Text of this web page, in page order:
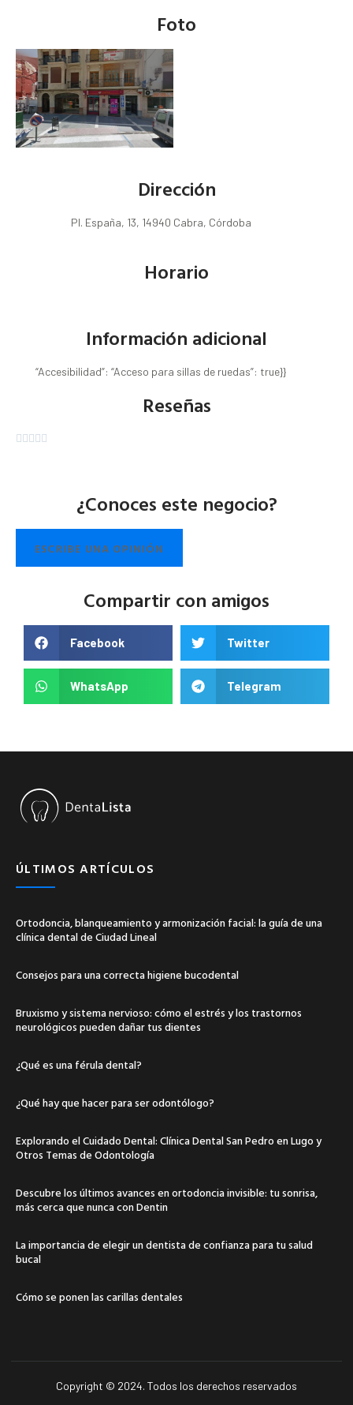
Foto
Dirección
Pl. España, 13, 14940 Cabra, Córdoba
Horario
Información adicional
“Accesibilidad”: “Acceso para sillas de ruedas”: true}}
Reseñas
    
¿Conoces este negocio?
ESCRIBE UNA OPINIÓN
Compartir con amigos
Facebook Twitter
WhatsApp Telegram
ÚLTIMOS ARTÍCULOS
Ortodoncia, blanqueamiento y armonización facial: la guía de una
clínica dental de Ciudad Lineal
Consejos para una correcta higiene bucodental
Bruxismo y sistema nervioso: cómo el estrés y los trastornos
neurológicos pueden dañar tus dientes
¿Qué es una férula dental?
¿Qué hay que hacer para ser odontólogo?
Explorando el Cuidado Dental: Clínica Dental San Pedro en Lugo y
Otros Temas de Odontología
Descubre los últimos avances en ortodoncia invisible: tu sonrisa,
más cerca que nunca con Dentin
La importancia de elegir un dentista de confianza para tu salud
bucal
Cómo se ponen las carillas dentales
Copyright © 2024. Todos los derechos reservados